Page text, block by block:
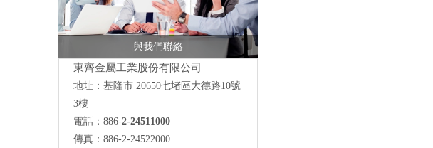
與我們聯絡
東齊金屬工業股份有限公司
地址： 基隆市 20650七堵區大德路10號
3樓
電話：886-2-24511000
傳真：886-2-24522000